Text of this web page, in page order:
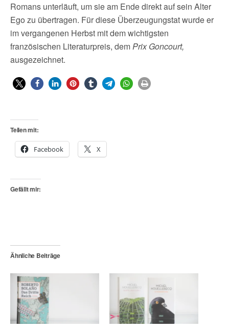
Romans unterläuft, um sie am Ende direkt auf sein Alter
Ego zu übertragen. Für diese Überzeugungstat wurde er
im vergangenen Herbst mit dem wichtigsten
französischen Literaturpreis, demPrix Goncourt,
ausgezeichnet.
Teilen mit:
Facebook X
Gefällt mir:
Ähnliche Beiträge